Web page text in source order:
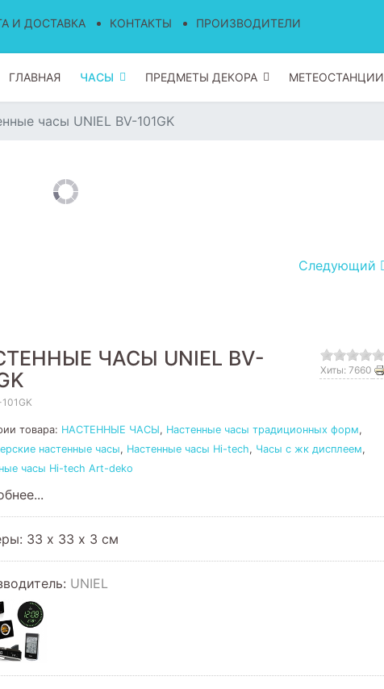
И ДОСТАВКА КОНТАКТЫ ПРОИЗВОДИТЕЛИ
ГЛАВНАЯ ЧАСЫ ПРЕДМЕТЫ ДЕКОРА МЕТЕОСТАНЦИИ
часы UNIEL BV-101GK
Следующий
Хиты: 7660
ЧАСЫ UNIEL BV-
101GK
товара: НАСТЕННЫЕ ЧАСЫ, Настенные часы традиционных форм,
настенные часы, Настенные часы Hi-tech, Часы с жк дисплеем,
часы Hi-tech Art-deko
33 х 33 х 3 см
UNIEL